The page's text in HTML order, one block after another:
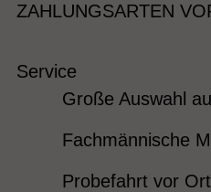
ZAHLUNGSARTEN
Service
Große Auswahl
Fachmännische
Probefahrt vor Ort